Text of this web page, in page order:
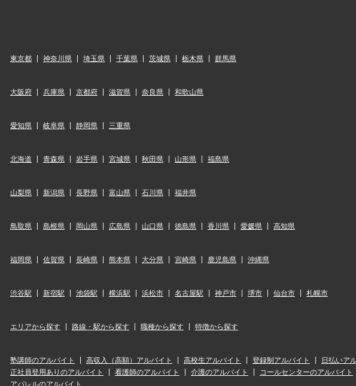
東京都 神奈川県 埼玉県 千葉県 茨城県 栃木県 群馬県
大阪府 兵庫県 京都府 滋賀県 奈良県 和歌山県
愛知県 岐阜県 静岡県 三重県
北海道 青森県 岩手県 宮城県 秋田県 山形県 福島県
山梨県 新潟県 長野県 富山県 石川県 福井県
鳥取県 島根県 岡山県 広島県 山口県 徳島県 香川県 愛媛県 高知県
福岡県 佐賀県 長崎県 熊本県 大分県 宮崎県 鹿児島県 沖縄県
渋谷駅 新宿駅 池袋駅 横浜駅 浜松市 名古屋駅 神戸市 堺市 仙台市 札幌市
エリアから探す 路線・駅から探す 職種から探す 特徴から探す
塾講師のアルバイト 高収入（高額）アルバイト 高校生アルバイト 登録制アルバイト 日払いア
正社員登用ありのアルバイト
看護師のアルバイト 介護のアルバイト コールセンターのアルバイト